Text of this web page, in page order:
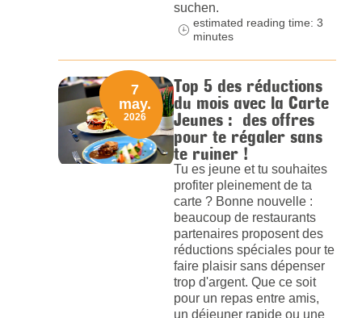
suchen.
estimated reading time: 3
minutes
Top 5 des réductions
du mois avec la Carte
Jeunes : des offres
pour te régaler sans
te ruiner !
Tu es jeune et tu souhaites
profiter pleinement de ta
carte ? Bonne nouvelle :
beaucoup de restaurants
partenaires proposent des
réductions spéciales pour te
faire plaisir sans dépenser
trop d'argent. Que ce soit
pour un repas entre amis,
un déjeuner rapide ou une
7
may.
2026